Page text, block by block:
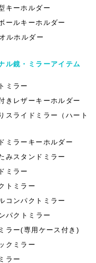
キーホルダー
ールキーホルダー
ルホルダー
ル鏡・ミラーアイテム
ミラー
きレザーキーホルダー
スライドミラー（ハート
ミラーキーホルダー
みスタンドミラー
ミラー
トミラー
コンパクトミラー
パクトミラー
ラー(専用ケース付き)
クミラー
ラー